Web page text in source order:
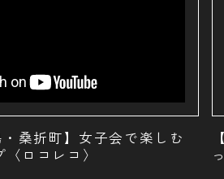
桑折町】桃1個まるごと使
レコ〉